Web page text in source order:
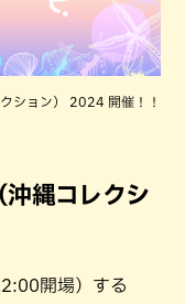
ション） 2024 開催！！
沖縄コレクシ
開場）する